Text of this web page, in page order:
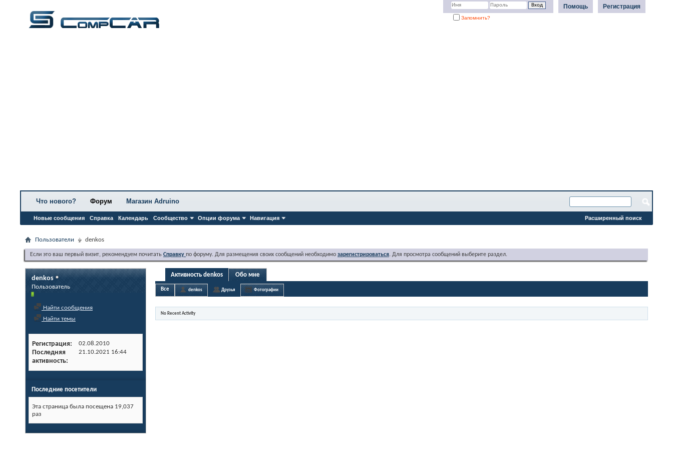
Регистрация
Помощь
Запомнить?
Что нового? Форум
Новые сообщения Справка Календарь Сообщество Опции форума Навигация
Магазин Adruino
Расширенный поиск
Пользователи denkos
Если это ваш первый визит, рекомендуем почитать Справку по форуму. Для размещения своих сообщений необходимо зарегистрироваться. Для просмотра сообщений выберите раздел.
denkos
Пользователь
Найти сообщения
Найти темы
Регистрация 02.08.2010
Последняя
активность
21.10.2021 16:44
Последние посетители
Эта страница была посещена 19,037
раз
Активность denkos Обо мне
Все denkos Друзья Фотографии
No Recent Activity